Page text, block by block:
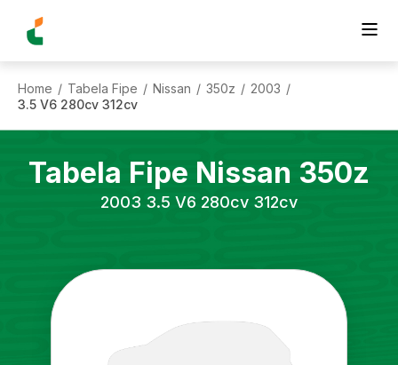
Home / Tabela Fipe / Nissan / 350z / 2003 /
3.5 V6 280cv 312cv
Tabela Fipe Nissan 350z
2003 3.5 V6 280cv 312cv